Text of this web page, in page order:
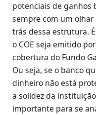
potenciais de ganhos
sempre com um
trás dessa estrutura.
o COE seja emitido
cobertura do Fundo
Ou seja, se o banco
dinheiro não está
a solidez da
importante para se